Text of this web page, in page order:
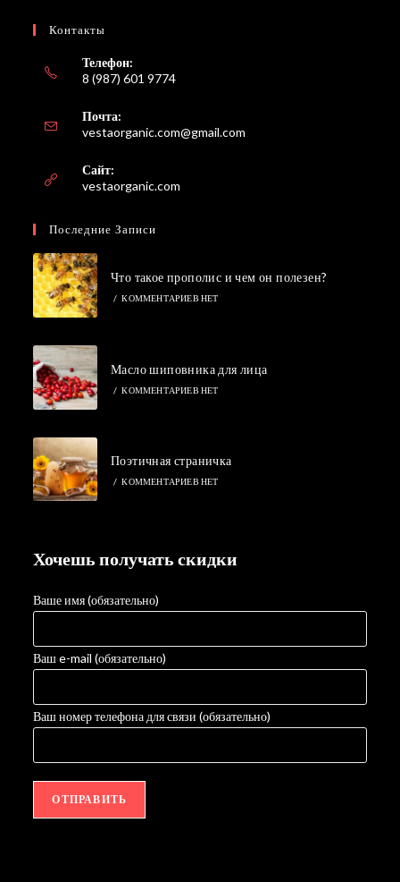
Контакты
Телефон:
8 (987) 601 9774
Почта:
vestaorganic.com@gmail.com
Сайт:
vestaorganic.com
Последние Записи
Что такое прополис и чем он полезен?
/ КОММЕНТАРИЕВ НЕТ
Масло шиповника для лица
/ КОММЕНТАРИЕВ НЕТ
Поэтичная страничка
/ КОММЕНТАРИЕВ НЕТ
Хочешь получать скидки
Ваше имя (обязательно)
Ваш e-mail (обязательно)
Ваш номер телефона для связи (обязательно)